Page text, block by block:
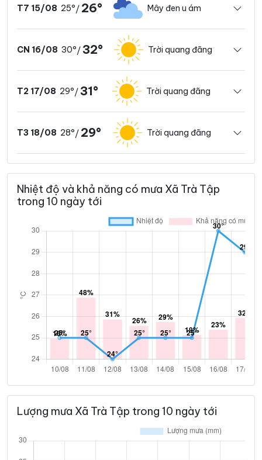
T7 15/08 25°/ 26° Mây đen u ám
CN 16/08 30°/ 32° Trời quang đãng
T2 17/08 29°/ 31° Trời quang đãng
T3 18/08 28°/ 29° Trời quang đãng
Nhiệt độ và khả năng có mưa Xã Trà Tập
trong 10 ngày tới
Lượng mưa Xã Trà Tập trong 10 ngày tới